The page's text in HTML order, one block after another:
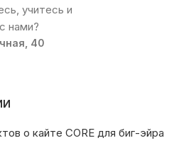
учитесь и
нами?
40
о кайте CORE для биг-эйра